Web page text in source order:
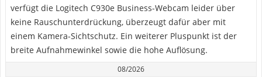
verfügt die Logitech C930e Business-Webcam leider über
keine Rauschunterdrückung, überzeugt dafür aber mit
einem Kamera-Sichtschutz. Ein weiterer Pluspunkt ist der
breite Aufnahmewinkel sowie die hohe Auflösung.
08/2026